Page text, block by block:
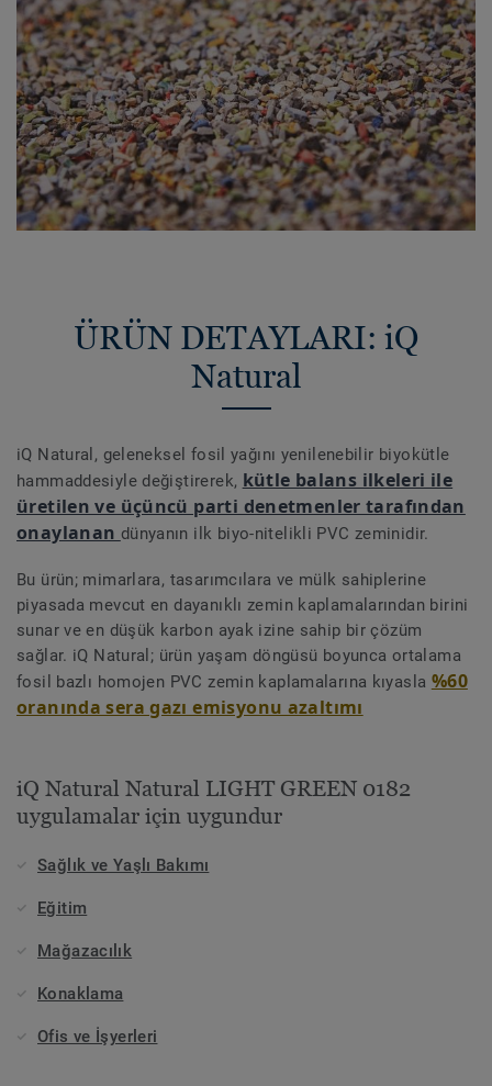
ÜRÜN DETAYLARI: iQ
Natural
iQ Natural, geleneksel fosil yağını yenilenebilir biyokütle
hammaddesiyle değiştirerek, kütle balans ilkeleri ile
üretilen ve üçüncü parti denetmenler tarafından
onaylanan dünyanın ilk biyo-nitelikli PVC zeminidir.
Bu ürün; mimarlara, tasarımcılara ve mülk sahiplerine
piyasada mevcut en dayanıklı zemin kaplamalarından birini
sunar ve en düşük karbon ayak izine sahip bir çözüm
sağlar. iQ Natural; ürün yaşam döngüsü boyunca ortalama
fosil bazlı homojen PVC zemin kaplamalarına kıyasla %60
oranında sera gazı emisyonu azaltımı
iQ Natural Natural LIGHT GREEN 0182
uygulamalar için uygundur
Sağlık ve Yaşlı Bakımı
Eğitim
Mağazacılık
Konaklama
Ofis ve İşyerleri